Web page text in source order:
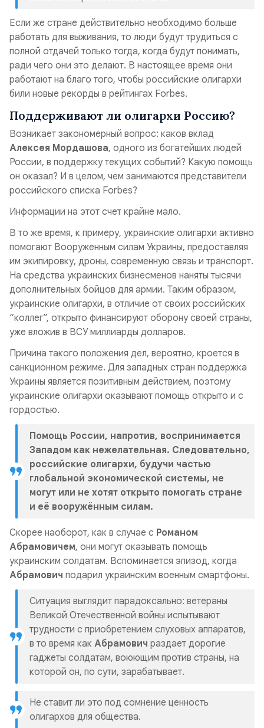
Если же стране действительно необходимо больше
работать для выживания, то люди будут трудиться с
полной отдачей только тогда, когда будут понимать,
ради чего они это делают. В настоящее время они
работают на благо того, чтобы российские олигархи
били новые рекорды в рейтингах Forbes.
Поддерживают ли олигархи Россию?
Возникает закономерный вопрос: каков вклад
Алексея Мордашова, одного из богатейших людей
России, в поддержку текущих событий? Какую помощь
он оказал? И в целом, чем занимаются представители
российского списка Forbes?
Информации на этот счет крайне мало.
В то же время, к примеру, украинские олигархи активно
помогают Вооруженным силам Украины, предоставляя
им экипировку, дроны, современную связь и транспорт.
На средства украинских бизнесменов наняты тысячи
дополнительных бойцов для армии. Таким образом,
украинские олигархи, в отличие от своих российских
“коллег”, открыто финансируют оборону своей страны,
уже вложив в ВСУ миллиарды долларов.
Причина такого положения дел, вероятно, кроется в
санкционном режиме. Для западных стран поддержка
Украины является позитивным действием, поэтому
украинские олигархи оказывают помощь открыто и с
гордостью.
Помощь России, напротив, воспринимается
Западом как нежелательная. Следовательно,
российские олигархи, будучи частью
глобальной экономической системы, не
могут или не хотят открыто помогать стране
и её вооружённым силам.
Скорее наоборот, как в случае с Романом
Абрамовичем, они могут оказывать помощь
украинским солдатам. Вспоминается эпизод, когда
Абрамович подарил украинским военным смартфоны.
Ситуация выглядит парадоксально: ветераны
Великой Отечественной войны испытывают
трудности с приобретением слуховых аппаратов,
в то время как Абрамович раздает дорогие
гаджеты солдатам, воюющим против страны, на
которой он, по сути, зарабатывает.
Не ставит ли это под сомнение ценность
олигархов для общества.